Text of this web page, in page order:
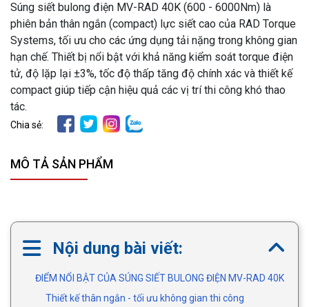
Súng siết bulong điện MV-RAD 40K (600 - 6000Nm) là
phiên bản thân ngắn (compact) lực siết cao của RAD Torque
Systems, tối ưu cho các ứng dụng tải nặng trong không gian
hạn chế. Thiết bị nổi bật với khả năng kiểm soát torque điện
tử, độ lặp lại ±3%, tốc độ thấp tăng độ chính xác và thiết kế
compact giúp tiếp cận hiệu quả các vị trí thi công khó thao
tác.
Chia sẻ:
MÔ TẢ SẢN PHẨM
Nội dung bài viết:
ĐIỂM NỔI BẬT CỦA SÚNG SIẾT BULONG ĐIỆN MV-RAD 40K
Thiết kế thân ngắn - tối ưu không gian thi công